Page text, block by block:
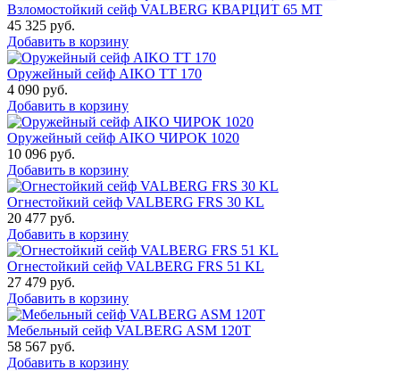
Взломостойкий сейф VALBERG КВАРЦИТ 65 МТ
45 325 руб.
Добавить в корзину
Оружейный сейф AIKO TT 170
4 090 руб.
Добавить в корзину
Оружейный сейф AIKO ЧИРОК 1020
10 096 руб.
Добавить в корзину
Огнестойкий сейф VALBERG FRS 30 KL
20 477 руб.
Добавить в корзину
Огнестойкий сейф VALBERG FRS 51 KL
27 479 руб.
Добавить в корзину
Мебельный сейф VALBERG ASM 120T
58 567 руб.
Добавить в корзину